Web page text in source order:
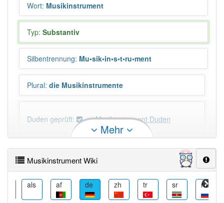
Wort: Musikinstrument
Typ: Substantiv
Silbentrennung: Mu•sik•in•s•t•ru•ment
Plural: die Musikinstrumente
Duden geprüft: Musikinstrument Duden
×
Wörter, die mit "-ment" enden, haben fast immer
Artikel:das.
Mehr
Musikinstrument Wiki
als af de zh tr sr ru